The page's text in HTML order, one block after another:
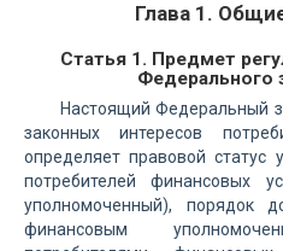
Глава 1.
Статья 1. Предмет
Федерального
Настоящий Федеральный
законных интересов
определяет правовой статус
потребителей финансовых
уполномоченный), порядок
финансовым